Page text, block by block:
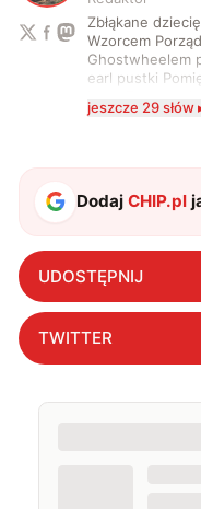
Zbłąkane
Wzorcem
Ghostwheelem
earl pustki
serio? Pisaniem
i gram w gry :)
jeszcze 29 słów
DodajCHIP.pl
UDOSTĘPNIJ
TWITTER